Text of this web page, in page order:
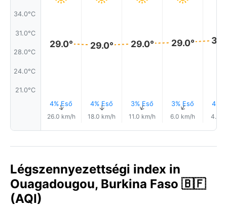
34.0°C
31.0°C
28.0°C
24.0°C
21.0°C
29.0°
4% Eső
↑
26.0 km/h
29.0°
4% Eső
↑
18.0 km/h
29.0°
3% Eső
↑
11.0 km/h
29.0°
3% Eső
↑
6.0 km/h
4%
4.0
Légszennyezettségi index in
Ouagadougou, Burkina Faso 🇧🇫
(AQI)